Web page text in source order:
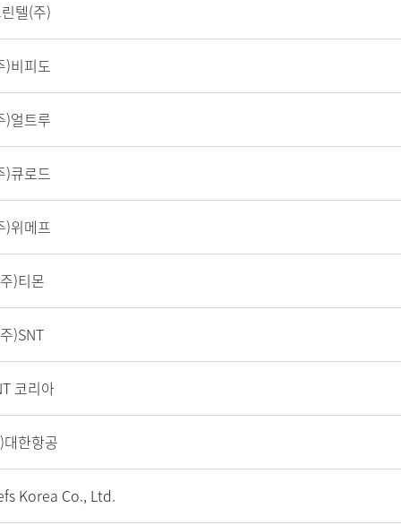
텔(주)
)비피도
)얼트루
)큐로드
)위메프
)티몬
)SNT
코리아
대한항공
Korea Co., Ltd.